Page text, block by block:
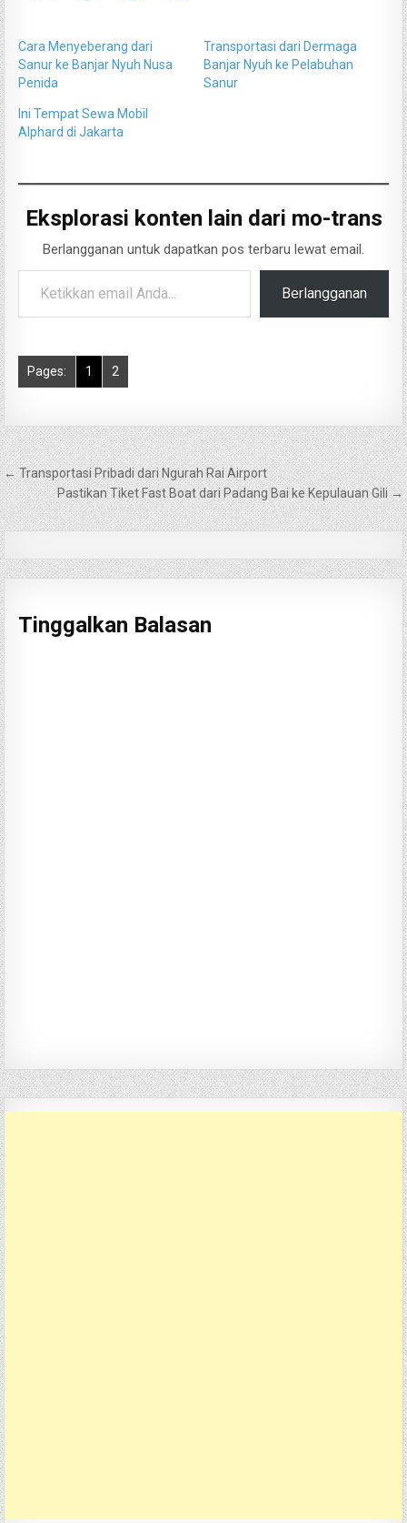
Cara Menyeberang dari
Sanur ke Banjar Nyuh Nusa
Penida
Transportasi dari Dermaga
Banjar Nyuh ke Pelabuhan
Sanur
Ini Tempat Sewa Mobil
Alphard di Jakarta
Eksplorasi konten lain dari mo-trans
Berlangganan untuk dapatkan pos terbaru lewat email.
Ketikkan email Anda...
Berlangganan
Pages: 1 2
Navigasi
pos
← Transportasi Pribadi dari Ngurah Rai Airport
Pastikan Tiket Fast Boat dari Padang Bai ke Kepulauan Gili →
Tinggalkan Balasan